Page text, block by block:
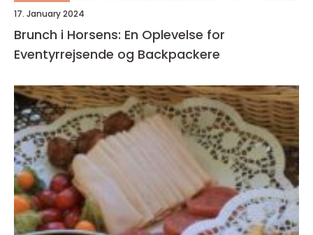
17. January 2024
Brunch i Horsens: En Oplevelse for
Eventyrrejsende og Backpackere